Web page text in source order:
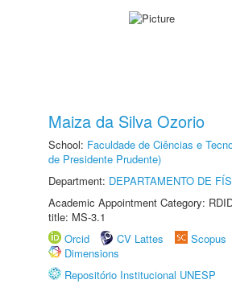
Maiza da Silva Ozorio
School: Faculdade de Ciências e
de Presidente Prudente)
Department: DEPARTAMENTO DE
Academic Appointment Category:
title: MS-3.1
Orcid
CV Lattes
Scopus
Dimensions
Repositório Institucional UNESP